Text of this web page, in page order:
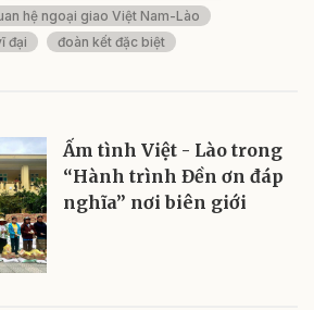
hệ ngoại giao Việt Nam-Lào
đại
đoàn kết đặc biệt
Ấm tình Việt - Lào trong
“Hành trình Đền ơn đáp
nghĩa” nơi biên giới